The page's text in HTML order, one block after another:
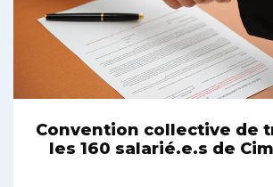
Convention collective de
les 160 salarié.e.s de